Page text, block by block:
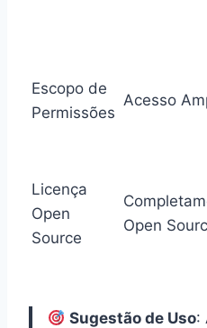
Escopo de
Permissões
Acesso
Licença
Open
Source
Open
Sugestão de Uso: